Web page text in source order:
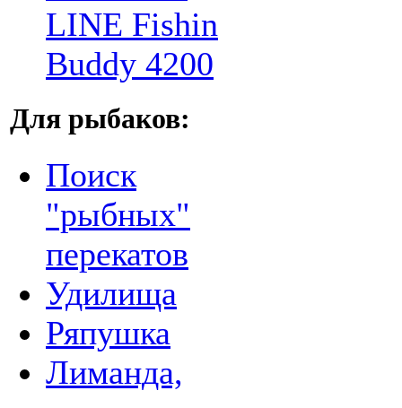
LINE Fishin
Buddy 4200
Для рыбаков:
Поиск
"рыбных"
перекатов
Удилища
Ряпушка
Лиманда,